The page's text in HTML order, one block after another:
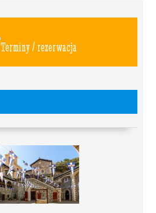
Terminy / rezerwacja